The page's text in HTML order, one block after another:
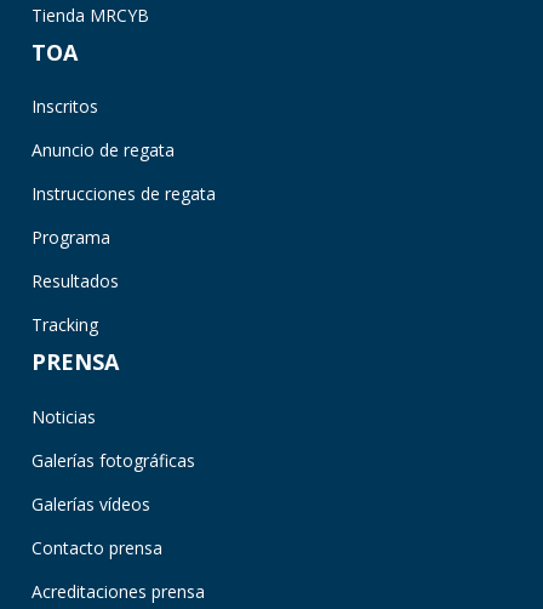
Tienda MRCYB
TOA
Inscritos
Anuncio de regata
Instrucciones de regata
Programa
Resultados
Tracking
PRENSA
Noticias
Galerías fotográficas
Galerías vídeos
Contacto prensa
Acreditaciones prensa